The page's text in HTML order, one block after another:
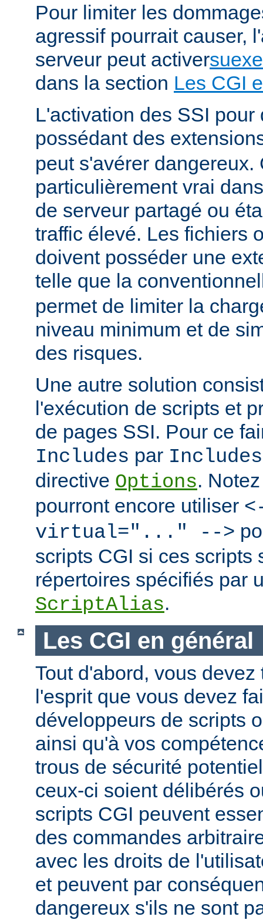
Pour limiter les
agressif pourrait causer,
serveur peut activer
dans la section Les CGI
L'activation des SSI pour
possédant des
peut s'avérer dangereux.
particulièrement vrai
de serveur partagé ou
traffic élevé. Les fichiers
doivent posséder une
telle que la
permet de limiter la
niveau minimum et de
des risques.
Une autre solution
l'exécution de scripts et
de pages SSI. Pour ce
Includes par
directive Options.
pourront encore utiliser
virtual="..." -->
scripts CGI si ces scripts
répertoires spécifiés par
ScriptAlias.
Les CGI en général
Tout d'abord, vous
l'esprit que vous devez
développeurs de scripts
ainsi qu'à vos
trous de sécurité
ceux-ci soient délibérés
scripts CGI peuvent
des commandes
avec les droits de
et peuvent par
dangereux s'ils ne sont